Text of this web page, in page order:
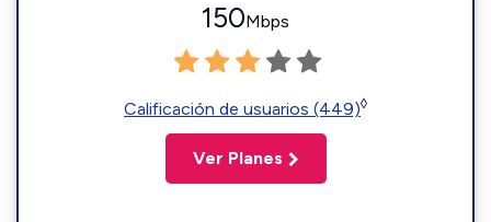
150Mbps
Calificación de usuarios (449)◊
Ver Planes